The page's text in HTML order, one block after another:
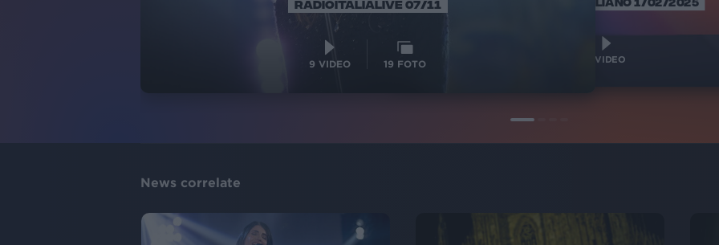
RADIOITALIALIVE 07/11
9 VIDEO 19 FOTO VIDEO
News correlate